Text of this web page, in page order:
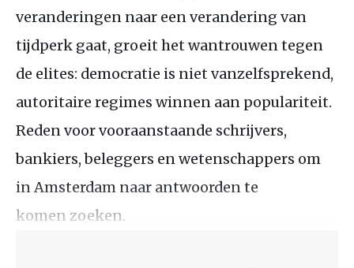
veranderingen naar een verandering van
tijdperk gaat, groeit het wantrouwen tegen
de elites: democratie is niet vanzelfsprekend,
autoritaire regimes winnen aan populariteit.
Reden voor vooraanstaande schrijvers,
bankiers, beleggers en wetenschappers om
in Amsterdam naar antwoorden te
komen zoeken.